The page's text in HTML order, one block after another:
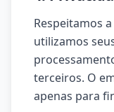
Respeitamos
utilizamos
terceiros. O
apenas para